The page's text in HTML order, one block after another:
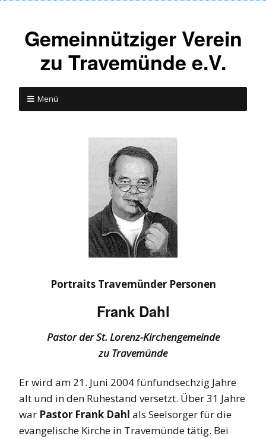
Gemeinnütziger Verein
zu Travemünde e.V.
Menü
Portraits Travemünder Personen
Frank Dahl
Pastor der St. Lorenz-Kirchengemeinde
zu Travemünde
Er wird am 21. Juni 2004 fünfundsechzig Jahre
alt und in den Ruhestand versetzt. Über 31 Jahre
war Pastor Frank Dahl als Seelsorger für die
evangelische Kirche in Travemünde tätig. Bei